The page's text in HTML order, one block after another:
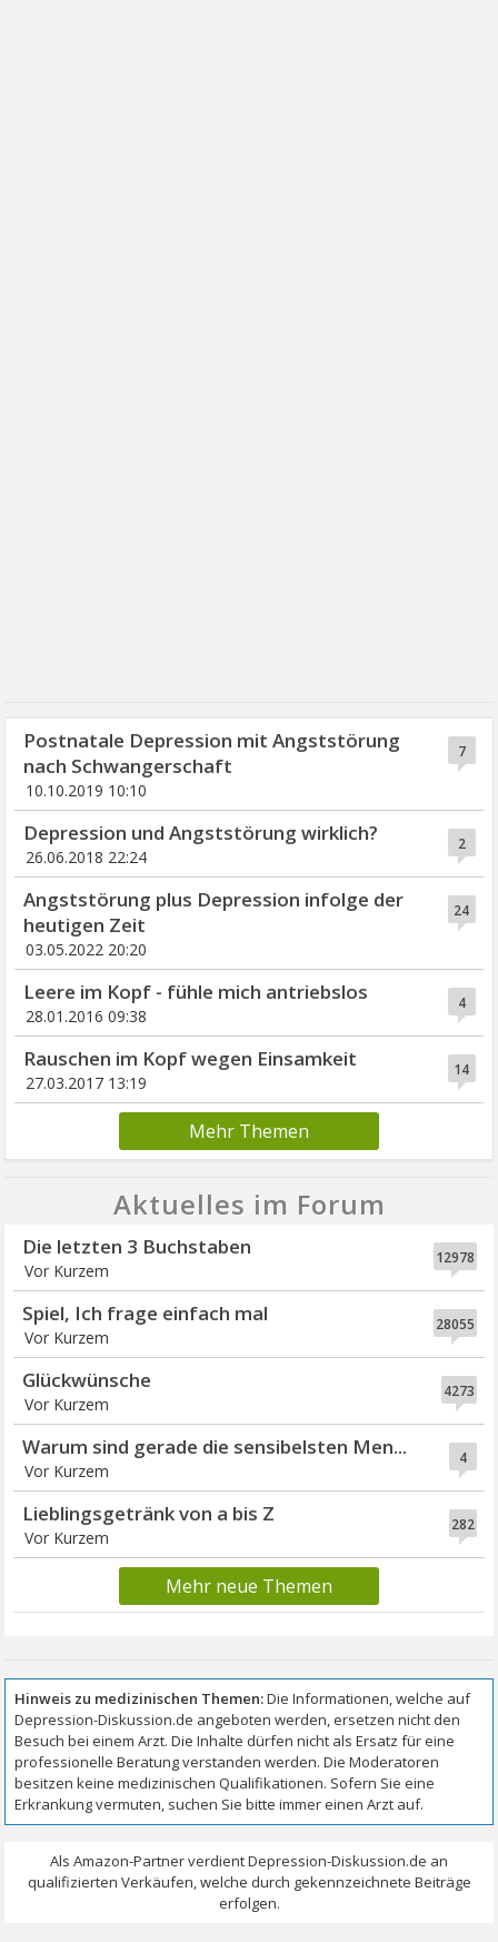
7
Postnatale Depression mit Angststörung
nach Schwangerschaft
10.10.2019 10:10
2
Depression und Angststörung wirklich?
26.06.2018 22:24
24
Angststörung plus Depression infolge der
heutigen Zeit
03.05.2022 20:20
4
Leere im Kopf - fühle mich antriebslos
28.01.2016 09:38
14
Rauschen im Kopf wegen Einsamkeit
27.03.2017 13:19
Mehr Themen
Aktuelles im Forum
12978
Die letzten 3 Buchstaben
Vor Kurzem
28055
Spiel, Ich frage einfach mal
Vor Kurzem
4273
Glückwünsche
Vor Kurzem
4
Warum sind gerade die sensibelsten Men...
Vor Kurzem
282
Lieblingsgetränk von a bis Z
Vor Kurzem
Mehr neue Themen